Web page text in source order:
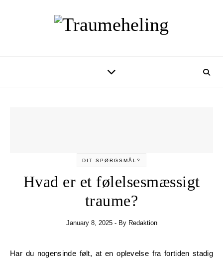
DIT SPØRGSMÅL?
Hvad er et følelsesmæssigt
traume?
January 8, 2025 - By Redaktion
Har du nogensinde følt, at en oplevelse fra fortiden stadig